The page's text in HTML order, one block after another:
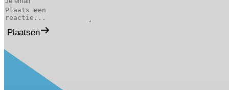
Plaatsen